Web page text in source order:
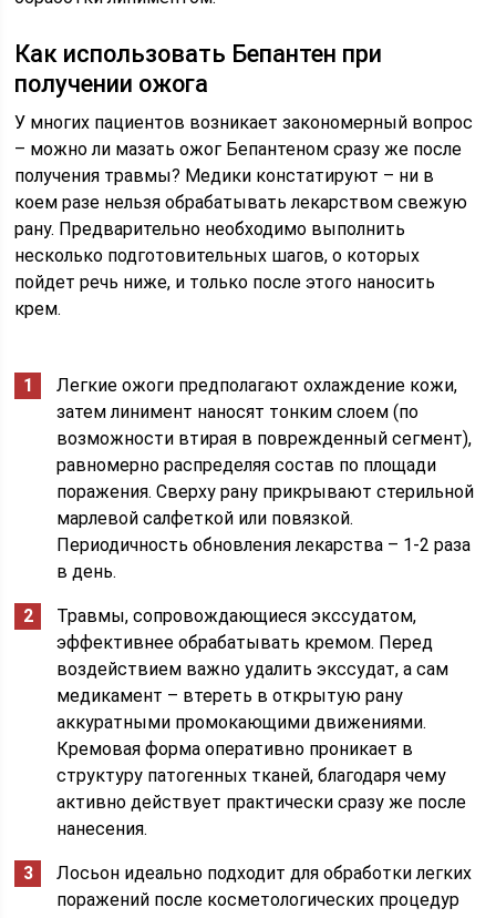
Как использовать Бепантен при
получении ожога
У многих пациентов возникает закономерный вопрос
– можно ли мазать ожог Бепантеном сразу же после
получения травмы? Медики констатируют – ни в
коем разе нельзя обрабатывать лекарством свежую
рану. Предварительно необходимо выполнить
несколько подготовительных шагов, о которых
пойдет речь ниже, и только после этого наносить
крем.
Легкие ожоги предполагают охлаждение кожи,
затем линимент наносят тонким слоем (по
возможности втирая в поврежденный сегмент),
равномерно распределяя состав по площади
поражения. Сверху рану прикрывают стерильной
марлевой салфеткой или повязкой.
Периодичность обновления лекарства – 1-2 раза
в день.
Травмы, сопровождающиеся экссудатом,
эффективнее обрабатывать кремом. Перед
воздействием важно удалить экссудат, а сам
медикамент – втереть в открытую рану
аккуратными промокающими движениями.
Кремовая форма оперативно проникает в
структуру патогенных тканей, благодаря чему
активно действует практически сразу же после
нанесения.
Лосьон идеально подходит для обработки легких
поражений после косметологических процедур